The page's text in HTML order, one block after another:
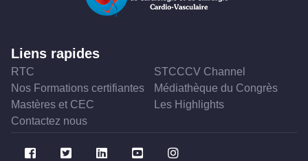
Liens rapides
RTC
STCCCV Channel
Nos Formations certifiantes
Médiathèque du Congrès
Mastères et CEC
Les Highlights
Contactez nous